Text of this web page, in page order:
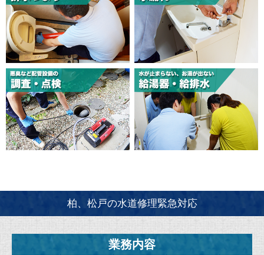
柏、松戸の水道修理緊急対応
業務内容